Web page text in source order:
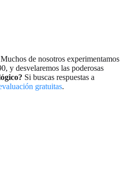
de nosotros experimentamos
y desvelaremos las poderosas
Si buscas respuestas a
gratuitas.